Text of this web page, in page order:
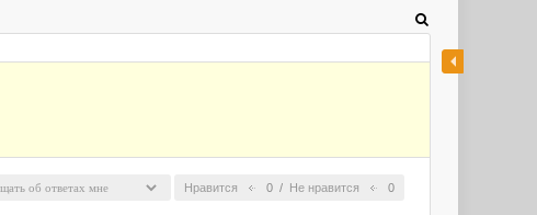
Нравится 0 / Не нравится 0